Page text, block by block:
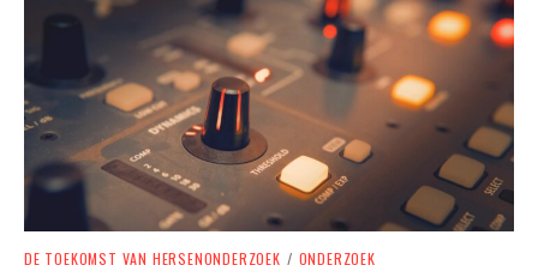
DE TOEKOMST VAN HERSENONDERZOEK / ONDERZOEK